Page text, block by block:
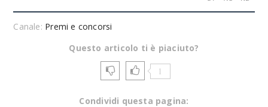
Canale: Premi e concorsi
Questo articolo ti è piaciuto?
1
Condividi questa pagina: